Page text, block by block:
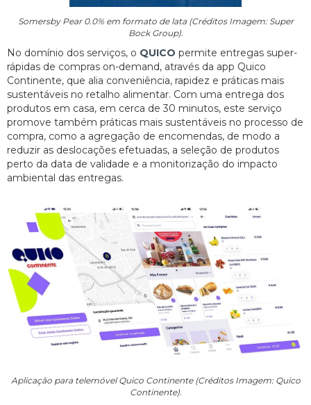
Somersby Pear 0.0% em formato de lata (Créditos Imagem: Super
Bock Group).
No domínio dos serviços, o QUICO permite entregas super-
rápidas de compras on-demand, através da app Quico
Continente, que alia conveniência, rapidez e práticas mais
sustentáveis no retalho alimentar. Com uma entrega dos
produtos em casa, em cerca de 30 minutos, este serviço
promove também práticas mais sustentáveis no processo de
compra, como a agregação de encomendas, de modo a
reduzir as deslocações efetuadas, a seleção de produtos
perto da data de validade e a monitorização do impacto
ambiental das entregas.
Aplicação para telemóvel Quico Continente (Créditos Imagem: Quico
Continente).